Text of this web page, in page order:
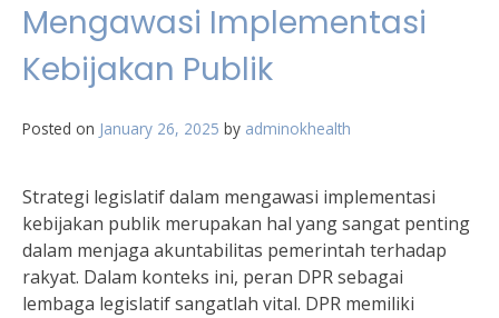
Mengawasi Implementasi
Kebijakan Publik
Posted on January 26, 2025 by adminokhealth
Strategi legislatif dalam mengawasi implementasi
kebijakan publik merupakan hal yang sangat penting
dalam menjaga akuntabilitas pemerintah terhadap
rakyat. Dalam konteks ini, peran DPR sebagai
lembaga legislatif sangatlah vital. DPR memiliki